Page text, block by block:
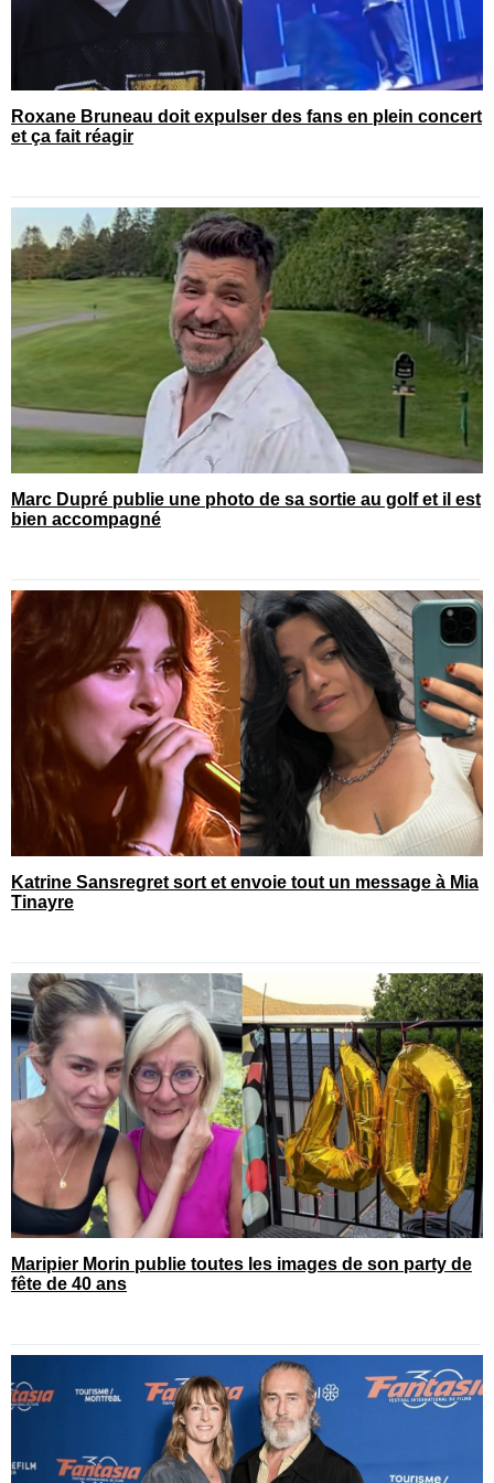
Roxane Bruneau doit expulser des fans en plein concert
et ça fait réagir
Marc Dupré publie une photo de sa sortie au golf et il est
bien accompagné
Katrine Sansregret sort et envoie tout un message à Mia
Tinayre
Maripier Morin publie toutes les images de son party de
fête de 40 ans